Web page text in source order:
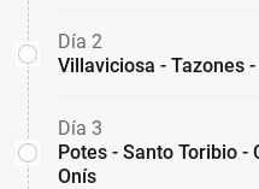
Día 2
Villaviciosa - Tazones
Día 3
Potes - Santo Toribio -
Onís